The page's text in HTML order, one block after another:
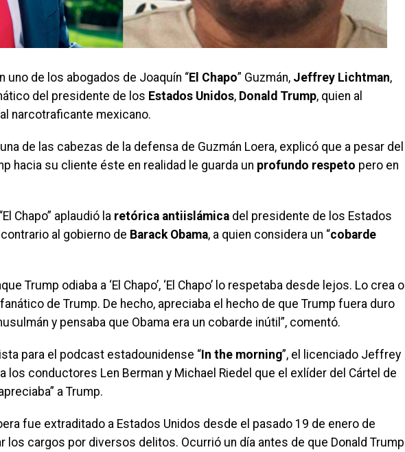
uno de los abogados de Joaquín “El Chapo” Guzmán, Jeffrey Lichtman,
del presidente de los Estados Unidos, Donald Trump, quien al
narcotraficante mexicano.
de las cabezas de la defensa de Guzmán Loera, explicó que a pesar del
hacia su cliente éste en realidad le guarda un profundo respeto pero en
Chapo” aplaudió la retórica antiislámica del presidente de los Estados
al gobierno de Barack Obama, a quien considera un “cobarde
Trump odiaba a ‘El Chapo’, ‘El Chapo’ lo respetaba desde lejos. Lo crea o
fanático de Trump. De hecho, apreciaba el hecho de que Trump fuera duro
y pensaba que Obama era un cobarde inútil”, comentó.
para el podcast estadounidense “ In the morning”, el licenciado Jeffrey
los conductores Len Berman y Michael Riedel que el exlíder del Cártel de
a Trump.
fue extraditado a Estados Unidos desde el pasado 19 de enero de
los cargos por diversos delitos. Ocurrió un día antes de que Donald Trump